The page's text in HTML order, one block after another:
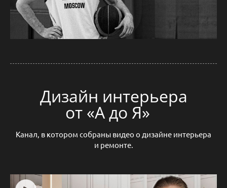
Дизайн интерьера
от «А до Я»
Канал, в котором собраны видео о дизайне интерьера
и ремонте.